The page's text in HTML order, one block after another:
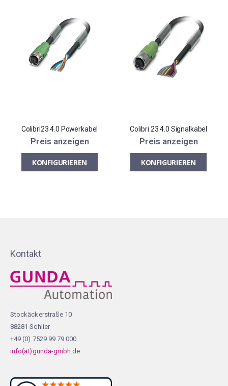
Colibri23 4.0 Powerkabel
Preis anzeigen
KONFIGURIEREN
Colibri 23 4.0 Signalkabel
Preis anzeigen
KONFIGURIEREN
Kontakt
Stockäckerstraße 10
88281 Schlier
+49 (0) 7529 99 79 000
info(at)gunda-gmbh.de